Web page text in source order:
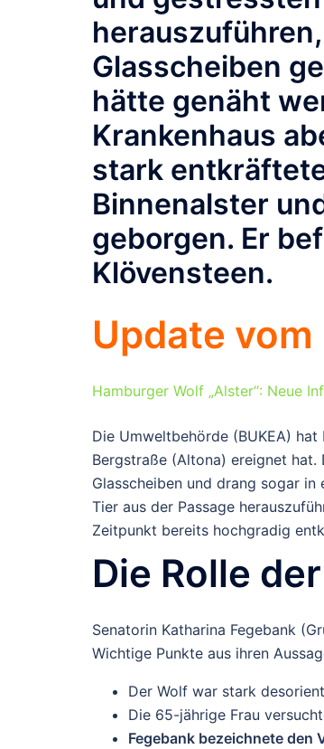
Glasscheiben
hätte genäht
Krankenhaus
stark
Binnenalster
geborgen. Er
Klövensteen.
Update
Hamburger Wolf „Alster“: Neue
Die Umweltbehörde (BUKEA) hat
Bergstraße (Altona) ereignet
Glasscheiben und drang sogar
Tier aus der Passage
Zeitpunkt bereits hochgradig
Die Rolle
Senatorin Katharina Fegebank
Wichtige Punkte aus ihren
Der Wolf war stark
Die 65-jährige Frau
Fegebank bezeichnete den